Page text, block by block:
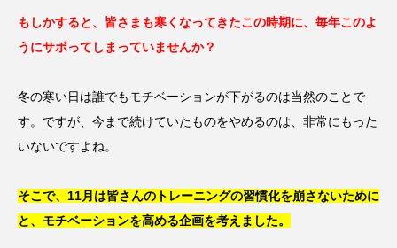
もしかすると、皆さまも寒くなってきたこの時期に、毎年このよ
うにサボってしまっていませんか？
冬の寒い日は誰でもモチベーションが下がるのは当然のことで
す。ですが、今まで続けていたものをやめるのは、非常にもった
いないですよね。
そこで、11月は皆さんのトレーニングの習慣化を崩さないために
と、モチベーションを高める企画を考えました。